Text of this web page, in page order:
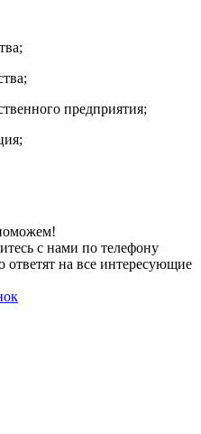
предприятия;
с нами по телефону
на все интересующие